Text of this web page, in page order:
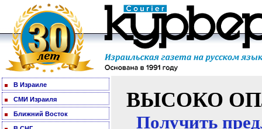
В Израиле
СМИ Израиля
Ближний Восток
ВЫСОКО
Получить